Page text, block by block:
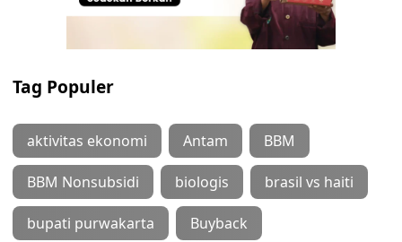
Tag Populer
aktivitas ekonomi Antam BBM
BBM Nonsubsidi biologis brasil vs haiti
bupati purwakarta Buyback